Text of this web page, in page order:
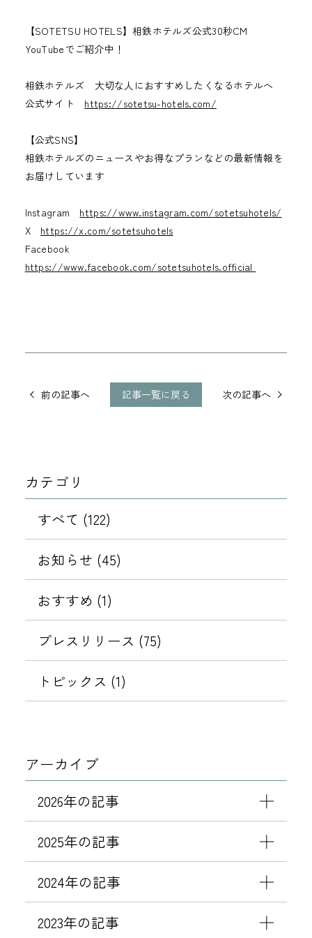
【SOTETSU HOTELS】相鉄ホテルズ公式30秒CM
YouTubeでご紹介中！
相鉄ホテルズ 大切な人におすすめしたくなるホテルへ
公式サイト https://sotetsu-hotels.com/
【公式SNS】
相鉄ホテルズのニュースやお得なプランなどの最新情報を
お届けしています
Instagram https://www.instagram.com/sotetsuhotels/
X https://x.com/sotetsuhotels
Facebook
https://www.facebook.com/sotetsuhotels.official
記
動
前の記事へ 記事一覧に戻る 次の記事へ
カテゴリ
すべて (122)
お知らせ (45)
おすすめ (1)
プレスリリース (75)
トピックス (1)
アーカイブ
2026年の記事
2025年の記事
2024年の記事
2023年の記事